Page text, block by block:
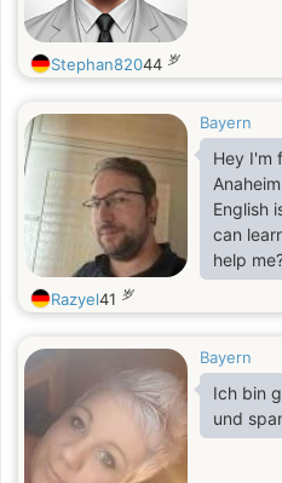
Stephan82044 岁
Bayern
Hey I'm
English
can
help
who
a bit of
Razyel41 岁
Bayern
Ich bin
und